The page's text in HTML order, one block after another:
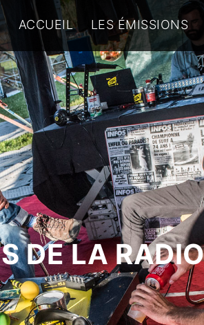
ACCUEIL LES ÉMISSIONS
DE LA